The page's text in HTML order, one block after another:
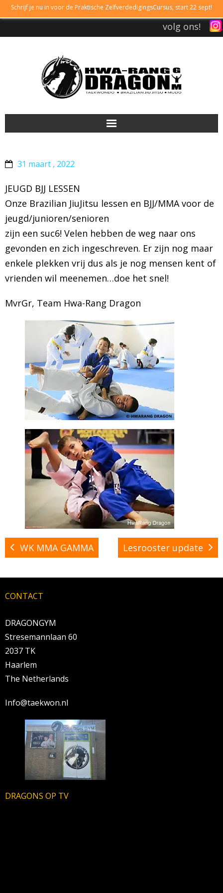
Schrijf je nu in voor de Praktische ZelfverdedigingsCursus, start 22 sept!
volg ons!
LESTIJDEN
LIDMAATSCHAP
TAEKWONDO
BRAZILIAN JIU JITSU
AGENDA
CONTACT
PRAKTISCHE ZELFVERDEDIGINGSCURSUS
31 maart , 2022
JEUGD BJJ LESSEN
Onze Brazilian JiuJitsu lessen en BJJ/MMA voor de
jeugd/junioren/senioren
zijn een suc6! Velen hebben de weg naar ons
gevonden en zich ingeschreven. Er zijn nog maar
enkele plekken vrij dus als je nog mensen kent of
vrienden wil meenemen…doe het snel!
MvrGr, Team Hwa-Rang Dragon
WK MMA GAMMA Lesrooster update
CONTACT
DRAGONGYM
Stresemannlaan 60
2037 TK
Haarlem
The Netherlands
Info@taekwon.nl
DRAGONS OP TV